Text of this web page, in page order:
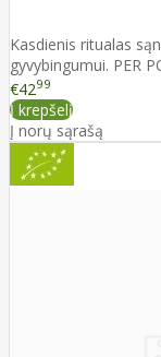
Kasdienis ritualas
gyvybingumui. PER
€4299
Į krepšelį
Į norų sąrašą